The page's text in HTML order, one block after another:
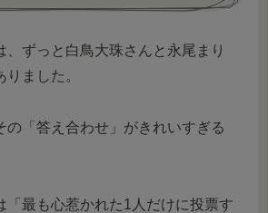
、ずっと白鳥大珠さんと永尾まり
ました。
の「答え合わせ」がきれいすぎる
「最も心惹かれた1人だけに投票す